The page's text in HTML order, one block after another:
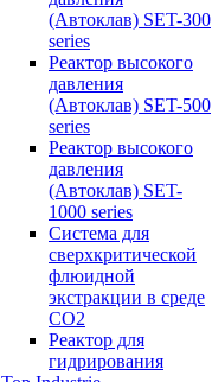
(Автоклав) SET-300
series
Реактор высокого
давления
(Автоклав) SET-500
series
Реактор высокого
давления
(Автоклав) SET-
1000 series
Система для
сверхкритической
флюидной
экстракции в среде
СО2
Реактор для
гидрирования